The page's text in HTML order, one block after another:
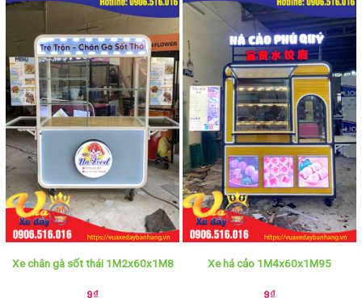
Xe chân gà sốt thái 1M2x60x1M8
9₫
Xe há cảo 1M4x60x1M95
9₫